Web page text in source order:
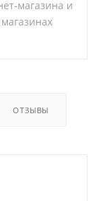
магазина и
ОТЗЫВЫ